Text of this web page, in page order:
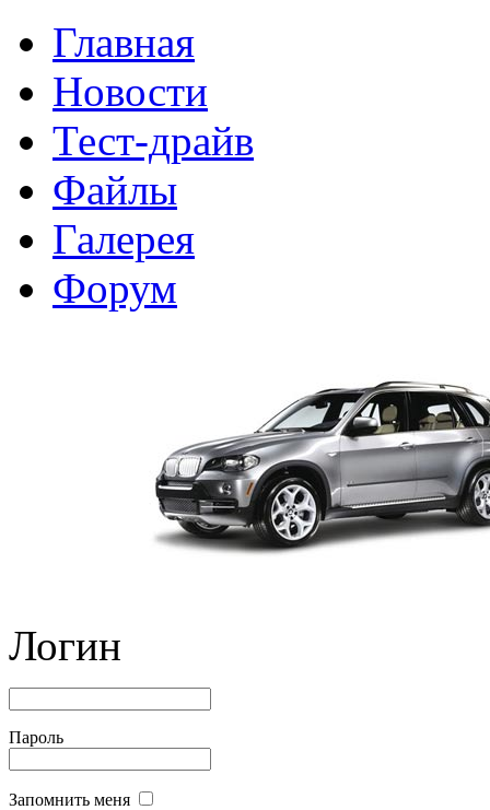
Главная
Новости
Тест-драйв
Файлы
Галерея
Форум
Логин
Пароль
Запомнить меня